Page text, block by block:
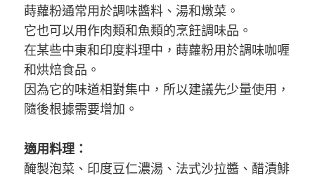
蒔蘿粉通常用於調味醬料、湯和燉菜。
它也可以用作肉類和魚類的烹飪調味品。
在某些中東和印度料理中，蒔蘿粉用於調味咖喱
和烘焙食品。
因為它的味道相對集中，所以建議先少量使用，
隨後根據需要增加。
適用料理：
醃製泡菜、印度豆仁濃湯、法式沙拉醬、醋漬鯡